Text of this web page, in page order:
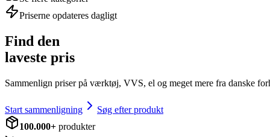
Priserne opdateres dagligt
Find den
laveste pris
Sammenlign priser på værktøj, VVS, el og meget mere fra danske
Start sammenligning
Søg efter produkt
100.000+ produkter